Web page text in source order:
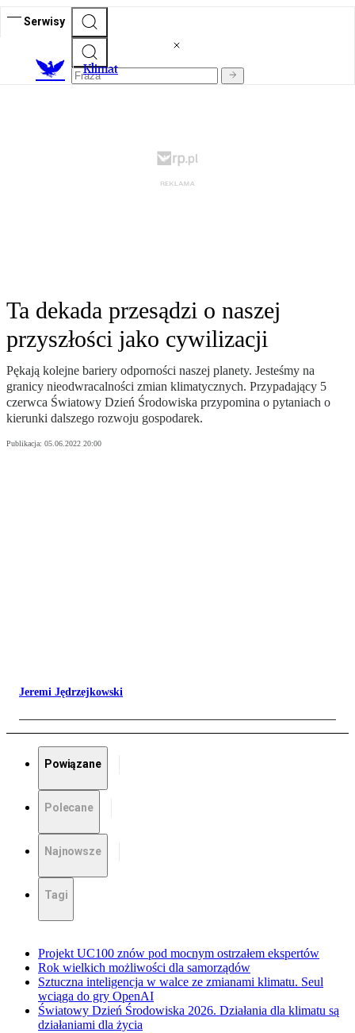
Serwisy
Klimat
Ta dekada przesądzi o naszej
przyszłości jako cywilizacji
Pękają kolejne bariery odporności naszej planety. Jesteśmy na
granicy nieodwracalności zmian klimatycznych. Przypadający 5
czerwca Światowy Dzień Środowiska przypomina o pytaniach o
kierunki dalszego rozwoju gospodarek.
Publikacja: 05.06.2022 20:00
Jeremi Jędrzejkowski
Powiązane
Polecane
Najnowsze
Tagi
Projekt UC100 znów pod mocnym ostrzałem ekspertów
Rok wielkich możliwości dla samorządów
Sztuczna inteligencja w walce ze zmianami klimatu. Seul
wciąga do gry OpenAI
Światowy Dzień Środowiska 2026. Działania dla klimatu są
działaniami dla życia